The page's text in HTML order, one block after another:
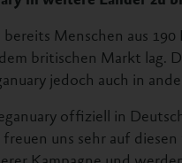
Menschen aus
britischen Markt lag.
jedoch auch in
offiziell in
uns sehr auf
Kampagne und